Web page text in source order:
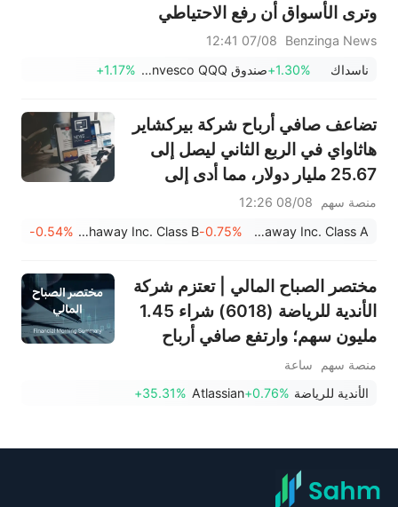
وترى الأسواق أن رفع الاحتياطي
الفيدرالي لأسعار الفائدة في
سبتمبر أقل احتمالاً.
Benzinga News
07/08 12:41
ناسداك
+1.30% صندوق Invesco QQQ، السلسلة 1 +1.17%
تضاعف صافي أرباح شركة بيركشاير
هاثاواي في الربع الثاني ليصل إلى
25.67 مليار دولار، مما أدى إلى
تسريع عمليات إعادة شراء الأسهم.
منصة سهم
08/08 12:26
Berkshire Hathaway Inc. Class A
-0.75%
Berkshire Hathaway Inc. Class B
-0.54%
مختصر الصباح المالي | تعتزم شركة
الأندية للرياضة (6018) شراء 1.45
مليون سهم؛ وارتفع صافي أرباح
51% في الربع الثاني؛ وقفزت أسهم
منصة سهم
ساعة
الأندية للرياضة +0.76%
Atlassian
+35.31%